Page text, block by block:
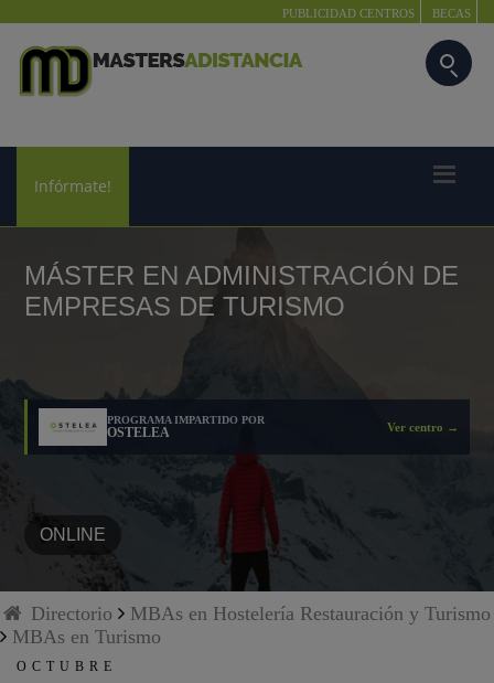
PUBLICIDAD CENTROS BECAS
Infórmate!
MÁSTER EN ADMINISTRACIÓN DE
EMPRESAS DE TURISMO
PROGRAMA IMPARTIDO POR
OSTELEA Ver centro →
ONLINE
Directorio
MBAs en Hostelería Restauración y Turismo
MBAs en Turismo
OCTUBRE